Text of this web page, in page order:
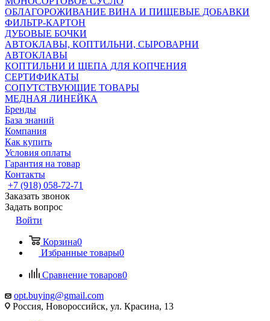
ОБЛАГОРОЖИВАНИЕ ВИНА И ПИЩЕВЫЕ ДОБАВКИ
ФИЛЬТР-КАРТОН
ДУБОВЫЕ БОЧКИ
АВТОКЛАВЫ, КОПТИЛЬНИ, СЫРОВАРНИ
АВТОКЛАВЫ
КОПТИЛЬНИ И ЩЕПА ДЛЯ КОПЧЕНИЯ
СЕРТИФИКАТЫ
СОПУТСТВУЮЩИЕ ТОВАРЫ
МЕДНАЯ ЛИНЕЙКА
Бренды
База знаний
Компания
Как купить
Условия оплаты
Гарантия на товар
Контакты
+7 (918) 058-72-71
Заказать звонок
Задать вопрос
Войти
Корзина0
Избранные товары0
Сравнение товаров0
opt.buying@gmail.com
Россия, Новороссийск, ул. Красина, 13